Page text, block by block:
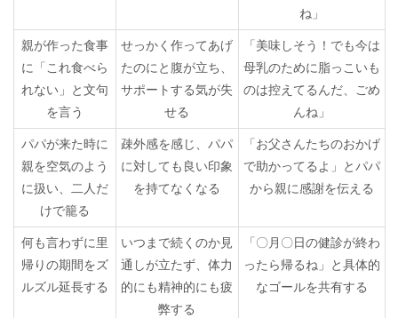
ね」
親が作った食事
に「これ食べら
れない」と文句
を言う
せっかく作ってあげ
たのにと腹が立ち、
サポートする気が失
せる
「美味しそう！でも今は
母乳のために脂っこいも
のは控えてるんだ、ごめ
んね」
パパが来た時に
親を空気のよう
に扱い、二人だ
けで籠る
疎外感を感じ、パパ
に対しても良い印象
を持てなくなる
「お父さんたちのおかげ
で助かってるよ」とパパ
から親に感謝を伝える
何も言わずに里
帰りの期間をズ
ルズル延長する
いつまで続くのか見
通しが立たず、体力
的にも精神的にも疲
弊する
「〇月〇日の健診が終わ
ったら帰るね」と具体的
なゴールを共有する